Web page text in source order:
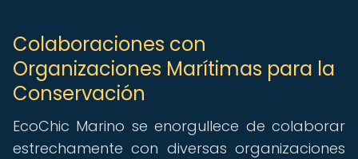
Colaboraciones con
Organizaciones Marítimas para la
Conservación
EcoChic Marino se enorgullece de colaborar
estrechamente con diversas organizaciones